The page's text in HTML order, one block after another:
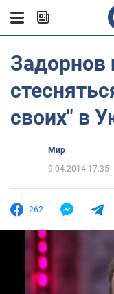
Задорнов
своих" в
Мир
9.04.2014 17:35
262